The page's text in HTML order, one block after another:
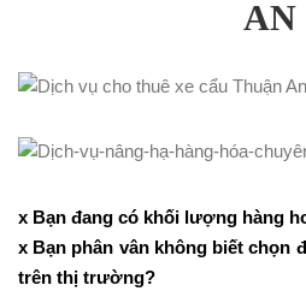
AN
x Bạn đang có khối lượng hàng
x Bạn phân vân không biết chọn
trên thị trường?